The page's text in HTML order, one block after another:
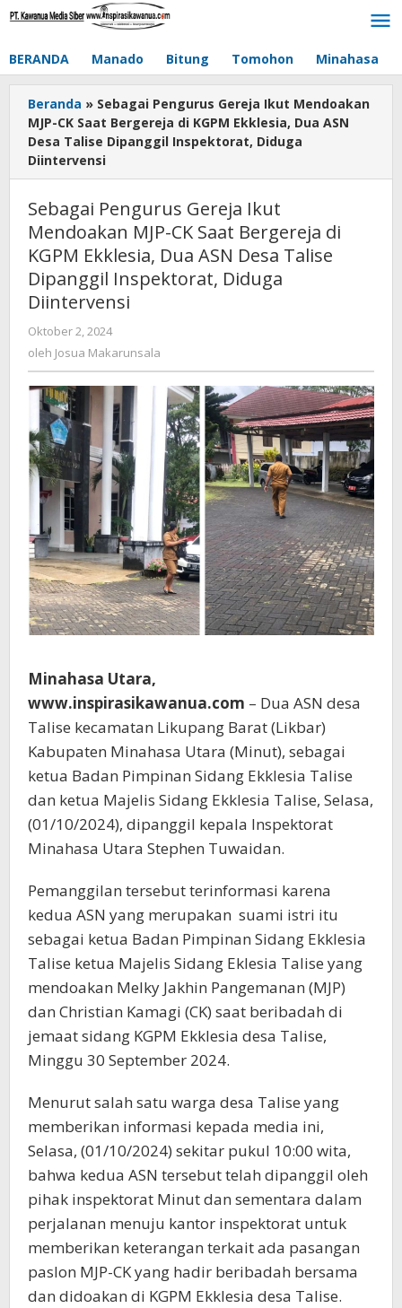
Lewati
BERANDA Manado Bitung Tomohon Minahasa
Beranda » Sebagai Pengurus Gereja Ikut Mendoakan
MJP-CK Saat Bergereja di KGPM Ekklesia, Dua ASN
Desa Talise Dipanggil Inspektorat, Diduga
Diintervensi
Sebagai Pengurus Gereja Ikut
Mendoakan MJP-CK Saat Bergereja di
KGPM Ekklesia, Dua ASN Desa Talise
Dipanggil Inspektorat, Diduga
Diintervensi
Oktober 2, 2024
Josua
oleh Josua Makarunsala
Minahasa Utara,
www.inspirasikawanua.com – Dua ASN desa
Talise kecamatan Likupang Barat (Likbar)
Kabupaten Minahasa Utara (Minut), sebagai
ketua Badan Pimpinan Sidang Ekklesia Talise
dan ketua Majelis Sidang Ekklesia Talise, Selasa,
(01/10/2024), dipanggil kepala Inspektorat
Minahasa Utara Stephen Tuwaidan.
Pemanggilan tersebut terinformasi karena
kedua ASN yang merupakan suami istri itu
sebagai ketua Badan Pimpinan Sidang Ekklesia
Talise ketua Majelis Sidang Eklesia Talise yang
mendoakan Melky Jakhin Pangemanan (MJP)
dan Christian Kamagi (CK) saat beribadah di
jemaat sidang KGPM Ekklesia desa Talise,
Minggu 30 September 2024.
Menurut salah satu warga desa Talise yang
memberikan informasi kepada media ini,
Selasa, (01/10/2024) sekitar pukul 10:00 wita,
bahwa kedua ASN tersebut telah dipanggil oleh
pihak inspektorat Minut dan sementara dalam
perjalanan menuju kantor inspektorat untuk
memberikan keterangan terkait ada pasangan
paslon MJP-CK yang hadir beribadah bersama
dan didoakan di KGPM Ekklesia desa Talise.